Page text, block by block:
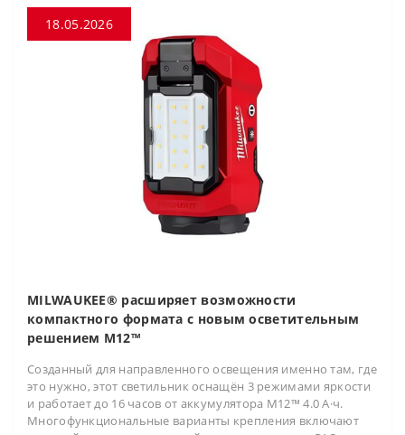
18.05.2026
MILWAUKEE® расширяет возможности
компактного формата с новым осветительным
решением M12™
Созданный для направленного освещения именно там, где
это нужно, этот светильник оснащён 3 режимами яркости
и работает до 16 часов от аккумулятора M12™ 4.0 А·ч.
Многофункциональные варианты крепления включают